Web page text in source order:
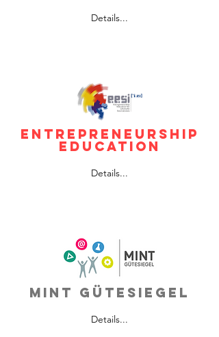
Details...
Entrepreneurship
education
Details...
MINT Gütesiegel
Details...